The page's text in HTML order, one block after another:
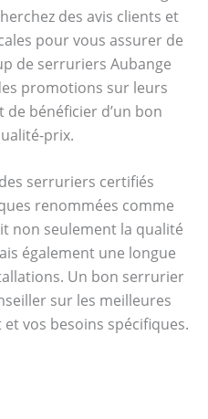
des avis clients et
pour vous assurer de
de serruriers Aubange
promotions sur leurs
de bénéficier d’un bon
prix.
serruriers certifiés
renommées comme
non seulement la qualité
également une longue
Un bon serrurier
sur les meilleures
vos besoins spécifiques.